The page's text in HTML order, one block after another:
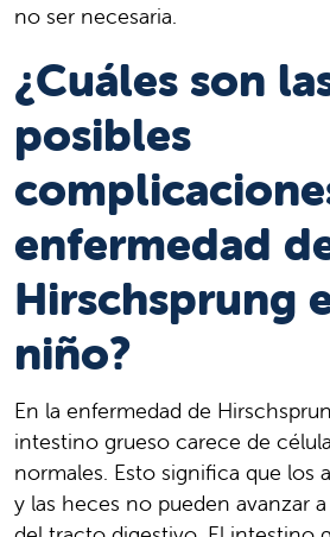
no ser necesaria.
¿Cuáles son
posibles
enfermedad
Hirschsprung
niño?
En la enfermedad de
intestino grueso carece de
normales. Esto significa que los
y las heces no pueden avanzar